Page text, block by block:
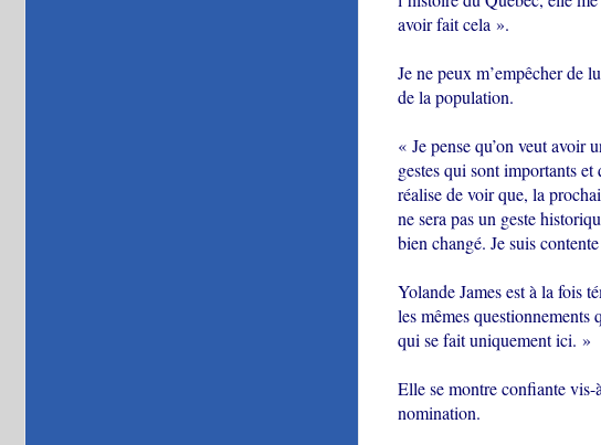
avoir fait cela ».
Je ne peux m’empêcher de
de la population.
« Je pense qu’on veut avoir
gestes qui sont importants et
réalise de voir que, la
ne sera pas un geste
bien changé. Je suis
Yolande James est à la fois
les mêmes questionnements
qui se fait uniquement ici. »
Elle se montre confiante vis-
nomination.